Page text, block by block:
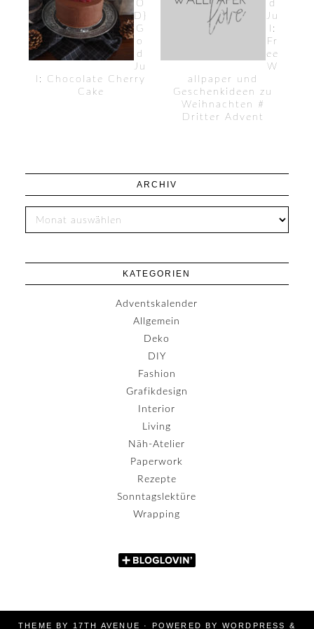
O
D}
G
o
d
Ju
l: Chocolate Cherry
Cake
d
Ju
l:
Fr
ee
W
allpaper und
Geschenkideen zu
Weihnachten #
Dritter Advent
ARCHIV
KATEGORIEN
Adventskalender
Allgemein
Deko
DIY
Fashion
Grafikdesign
Interior
Living
Näh-Atelier
Paperwork
Rezepte
Sonntagslektüre
Wrapping
THEME BY 17TH AVENUE · POWERED BY WORDPRESS &